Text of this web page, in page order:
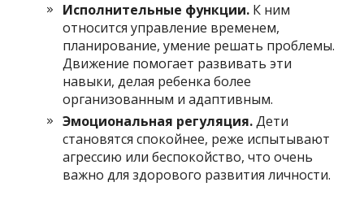
Исполнительные функции. К ним
относится управление временем,
планирование, умение решать проблемы.
Движение помогает развивать эти
навыки, делая ребенка более
организованным и адаптивным.
Эмоциональная регуляция.Дети
становятся спокойнее, реже испытывают
агрессию или беспокойство, что очень
важно для здорового развития личности.